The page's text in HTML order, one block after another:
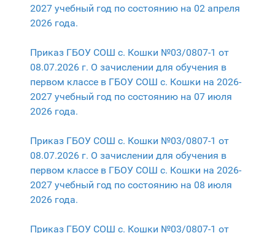
2027 учебный год по состоянию на 02 апреля
2026 года.
Приказ ГБОУ СОШ с. Кошки №03/0807-1 от
08.07.2026 г. О зачислении для обучения в
первом классе в ГБОУ СОШ с. Кошки на 2026-
2027 учебный год по состоянию на 07 июля
2026 года.
Приказ ГБОУ СОШ с. Кошки №03/0807-1 от
08.07.2026 г. О зачислении для обучения в
первом классе в ГБОУ СОШ с. Кошки на 2026-
2027 учебный год по состоянию на 08 июля
2026 года.
Приказ ГБОУ СОШ с. Кошки №03/0807-1 от